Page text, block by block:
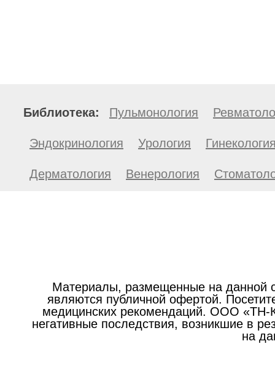
Библиотека: Пульмонология
Эндокринология Урология
Дерматология Венерология
Материалы, размещенные на данной
являются публичной офертой.
медицинских рекомендаций. ООО «ТН-
негативные последствия, возникшие в
на